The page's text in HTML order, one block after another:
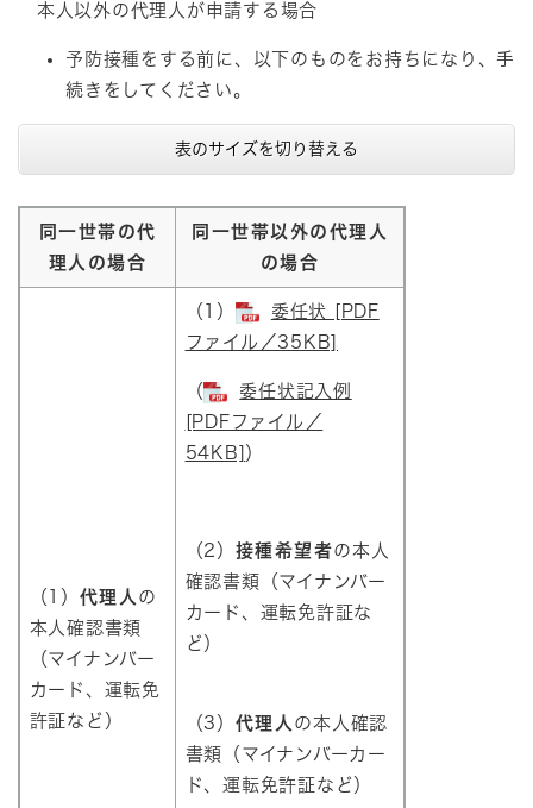
本人以外の代理人が申請する場合
予防接種をする前に、以下のものをお持ちになり、手
続きをしてください。
表のサイズを切り替える
同一世帯の代
理人の場合
同一世帯以外の代理人
の場合
（1） 代理人 の
本人確認書類
（マイナンバー
カード、運転免
許証など）
（1）
委任状 [PDF
ファイル／35KB]
（
委任状記入例
[PDFファイル／
54KB] ）​
（2） 接種希望者の本人
確認書類（マイナンバー
カード、運転免許証な
ど）
（3） 代理人 の本人確認
書類（マイナンバーカー
ド、運転免許証など）